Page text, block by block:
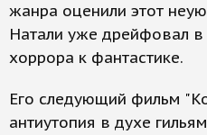
жанра оценили этот
Натали уже дрейфовал в
хоррора к фантастике.
Его следующий фильм
антиутопия в духе